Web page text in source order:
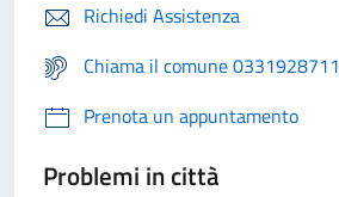
Richiedi Assistenza
Chiama il comune 0331928711
Prenota un appuntamento
Problemi in città